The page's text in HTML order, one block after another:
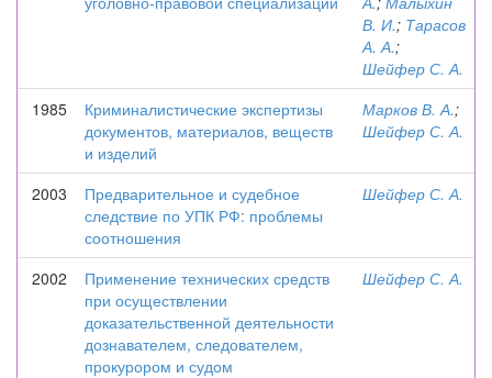
В. И.; Тарасов
А. А.;
Шейфер С. А.
1985
Криминалистические экспертизы
документов, материалов, веществ
и изделий
Марков В. А.;
Шейфер С. А.
2003
Предварительное и судебное
следствие по УПК РФ: проблемы
соотношения
Шейфер С. А.
2002
Применение технических средств
при осуществлении
доказательственной деятельности
дознавателем, следователем,
прокурором и судом
Шейфер С. А.